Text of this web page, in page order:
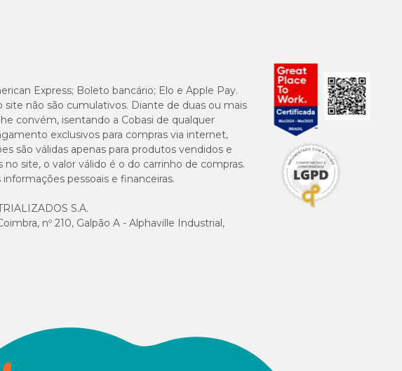
100,00
g/kg
700,00 mg
250,00
g/kg
26,60 mg
9.500,00
mg/kg
2.000,00
Express; Boleto bancário; Elo e Apple Pay.
não são cumulativos. Diante de duas ou mais
convém, isentando a Cobasi de qualquer
exclusivos para compras via internet,
são válidas apenas para produtos vendidos e
site, o valor válido é o do carrinho de compras.
pessoais e financeiras.
S.A.
nº 210, Galpão A - Alphaville Industrial,